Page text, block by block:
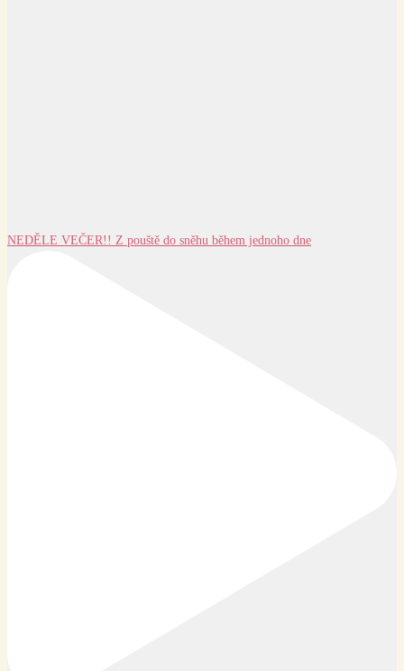
NEDĚLE VEČER!! Z pouště do sněhu během jednoho dne